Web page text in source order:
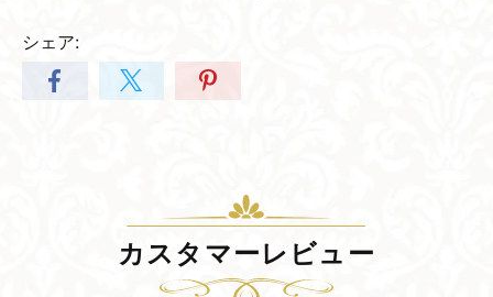
シェア:
カスタマーレビュー